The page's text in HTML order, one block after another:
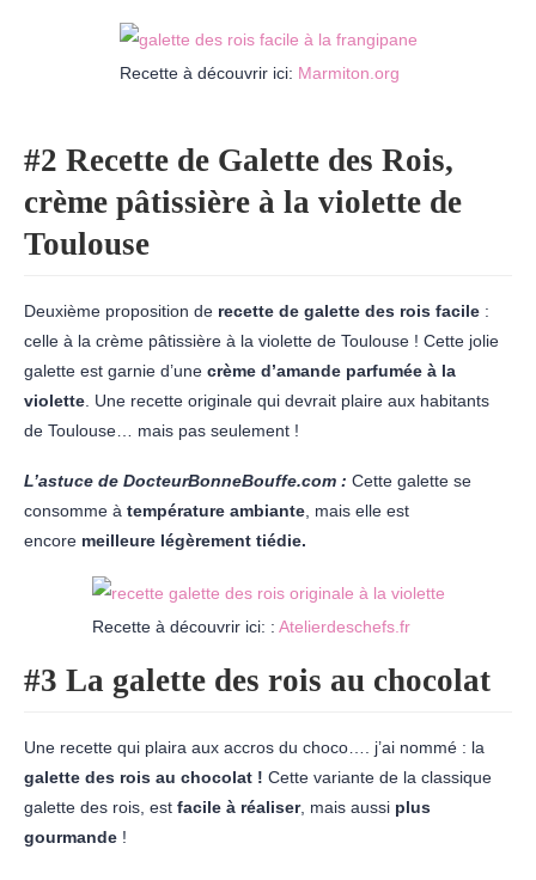
Recette à découvrir ici: Marmiton.org
#2 Recette de Galette des Rois,
crème pâtissière à la violette de
Toulouse
Deuxième proposition de recette de galette des rois facile :
celle à la crème pâtissière à la violette de Toulouse ! Cette jolie
galette est garnie d’une crème d’amande parfumée à la
violette . Une recette originale qui devrait plaire aux habitants
de Toulouse… mais pas seulement !
L’astuce de DocteurBonneBouffe.com : Cette galette se
consomme à température ambiante , mais elle est
encore meilleure légèrement tiédie.
Recette à découvrir ici: : Atelierdeschefs.fr
#3 La galette des rois au chocolat
Une recette qui plaira aux accros du choco…. j’ai nommé : la
galette des rois au chocolat ! Cette variante de la classique
galette des rois, est facile à réaliser, mais aussi plus
gourmande !